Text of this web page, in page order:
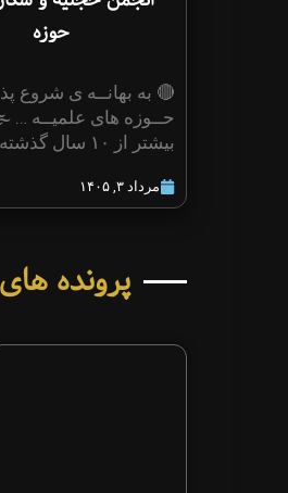
حوزه
🔴 به بهانــه ی شروع
حــوزه های علمیــه ‌…
بیشتر از ۱۰ سال گذشته باشد…⏱
مرداد ۳, ۱۴۰۵
پرونده